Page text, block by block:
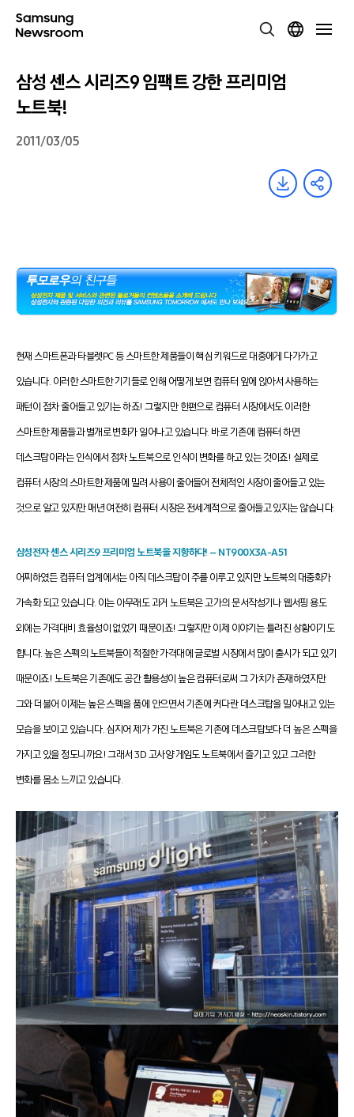
삼성 센스 시리즈9 임팩트 강한 프리미엄
노트북!
2011/03/05
현재 스마트폰과 타블렛PC 등 스마트한 제품들이 핵심 키워드로 대중에게 다가가고
있습니다. 이러한 스마트한 기기들로 인해 어떻게 보면 컴퓨터 앞에 앉아서 사용하는
패턴이 점차 줄어들고 있기는 하죠! 그렇지만 한편으로 컴퓨터 시장에서도 이러한
스마트한 제품들과 별개로 변화가 일어나고 있습니다. 바로 기존에 컴퓨터 하면
데스크탑이라는 인식에서 점차 노트북으로 인식이 변화를 하고 있는 것이죠! 실제로
컴퓨터 시장의 스마트한 제품에 밀려 사용이 줄어들어 전체적인 시장이 줄어들고 있는
것으로 알고 있지만 매년 여전히 컴퓨터 시장은 전세계적으로 줄어들고 있지는 않습니다.
삼성전자 센스 시리즈9 프리미엄 노트북을 지향하다! – NT900X3A-A51
어찌하였든 컴퓨터 업계에서는 아직 데스크탑이 주를 이루고 있지만 노트북의 대중화가
가속화 되고 있습니다. 이는 아무래도 과거 노트북은 고가의 문서작성기나 웹서핑 용도
외에는 가격대비 효율성이 없었기 때문이죠! 그렇지만 이제 이야기는 틀려진 상황이기도
합니다. 높은 스펙의 노트북들이 적절한 가격대에 글로벌 시장에서 많이 출시가 되고 있기
때문이죠! 노트북은 기존에도 공간 활용성이 높은 컴퓨터로써 그 가치가 존재하였지만
그와 더불어 이제는 높은 스펙을 품에 안으면서 기존에 커다란 데스크탑을 밀어내고 있는
모습을 보이고 있습니다. 심지어 제가 가진 노트북은 기존에 데스크탑보다 더 높은 스펙을
가지고 있을 정도니까요! 그래서 3D 고사양 게임도 노트북에서 즐기고 있고 그러한
변화를 몸소 느끼고 있습니다.